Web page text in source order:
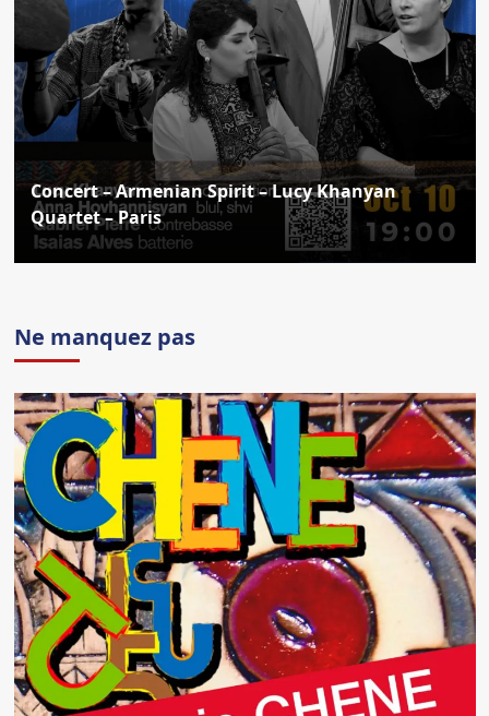
Concert – Armenian Spirit – Lucy Khanyan
Quartet – Paris
Ne manquez pas